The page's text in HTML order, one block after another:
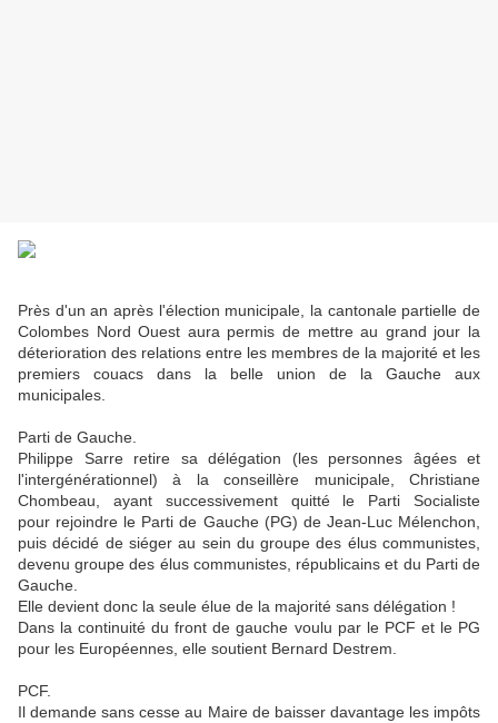
Près d'un an après l'élection municipale, la cantonale partielle de
Colombes Nord Ouest aura permis de mettre au grand jour la
déterioration des relations entre les membres de la majorité et les
premiers couacs dans la belle union de la Gauche aux
municipales.
Parti de Gauche.
Philippe Sarre retire sa délégation (les personnes âgées et
l'intergénérationnel) à la conseillère municipale, Christiane
Chombeau, ayant successivement quitté le Parti Socialiste
pour rejoindre le Parti de Gauche (PG) de Jean-Luc Mélenchon,
puis décidé de siéger au sein du groupe des élus communistes,
devenu groupe des élus communistes, républicains et du Parti de
Gauche.
Elle devient donc la seule élue de la majorité sans délégation !
Dans la continuité du front de gauche voulu par le PCF et le PG
pour les Européennes, elle soutient Bernard Destrem.
PCF.
Il demande sans cesse au Maire de baisser davantage les impôts